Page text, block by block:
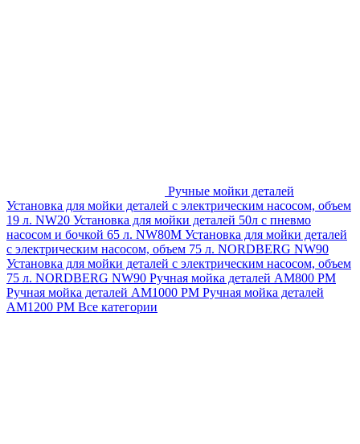
Ручные мойки деталей
Установка для мойки деталей с электрическим насосом, объем
19 л. NW20 Установка для мойки деталей 50л с пневмо
насосом и бочкой 65 л. NW80M Установка для мойки деталей
с электрическим насосом, объем 75 л. NORDBERG NW90
Установка для мойки деталей с электрическим насосом, объем
75 л. NORDBERG NW90 Ручная мойка деталей АМ800 РМ
Ручная мойка деталей АМ1000 РМ Ручная мойка деталей
АМ1200 РМ Все категории